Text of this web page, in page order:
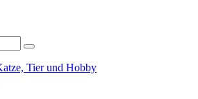
Tier und Hobby